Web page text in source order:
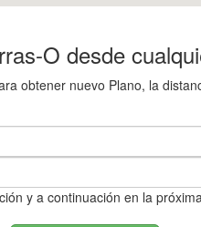
O desde
obtener nuevo Plano, la
y a continuación en la